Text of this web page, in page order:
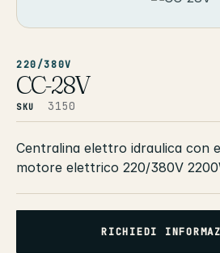
220/380V
CC-28V
SKU 3150
Centralina elettro idraulica con
motore elettrico 220/380V
RICHIEDI